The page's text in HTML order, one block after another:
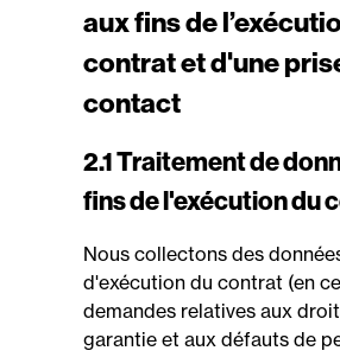
aux fins de
contrat et d'une
contact
2.1 Traitement de
fins de l'exécution du
Nous collectons des
d'exécution du contrat (en
demandes relatives aux
garantie et aux défauts de